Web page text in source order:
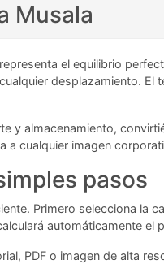
Musala
representa el equilibrio
desplazamiento.
y almacenamiento,
cualquier imagen
pasos
Primero selecciona la
automáticamente
PDF o imagen de alta